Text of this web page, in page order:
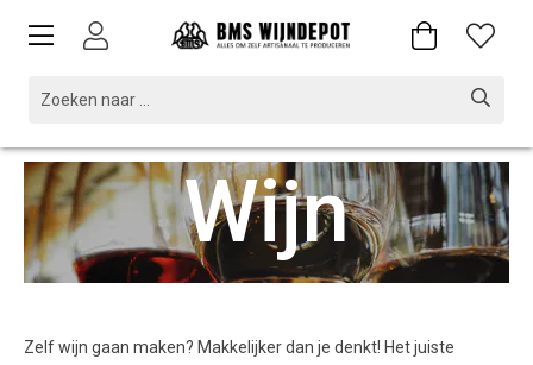
Wijn
Zelf wijn gaan maken? Makkelijker dan je denkt! Het juiste